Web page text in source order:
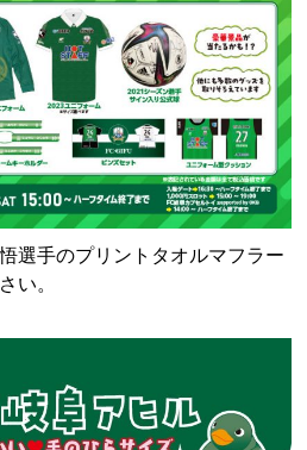
選手のプリントタオルマフラー
い。